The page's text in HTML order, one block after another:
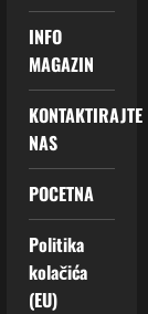
INFO
MAGAZIN
KONTAKTIRAJTE
NAS
POCETNA
Politika
kolačića
(EU)